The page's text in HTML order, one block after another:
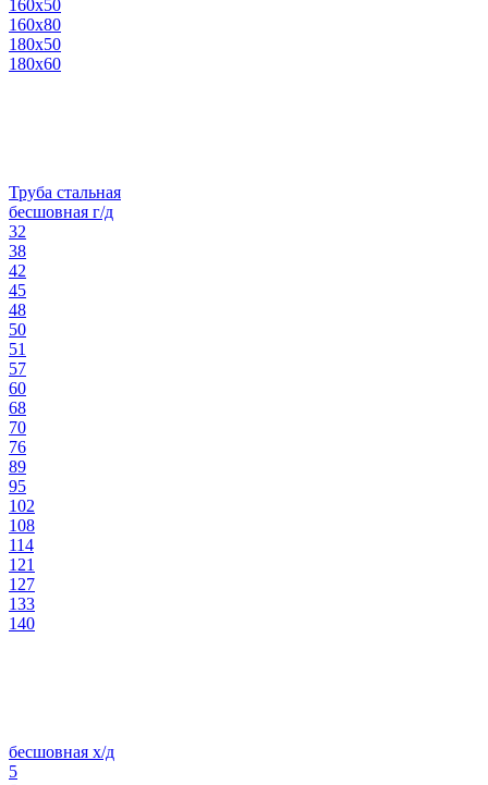
160х50
160х80
180х50
180х60
Труба стальная
бесшовная г/д
32
38
42
45
48
50
51
57
60
68
70
76
89
95
102
108
114
121
127
133
140
бесшовная х/д
5